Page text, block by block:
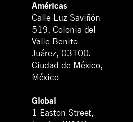
Américas
Calle Luz Saviñón
519, Colonia del
Valle Benito
Juárez, 03100.
Ciudad de México,
México
Global
1 Easton Street,